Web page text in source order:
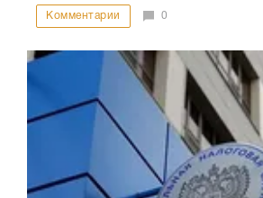
Комментарии 0